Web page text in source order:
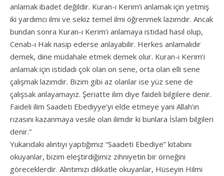
anlamak ibadet değildir. Kuran-ı Kerim’i anlamak için yetmiş
iki yardımcı ilmi ve sekiz temel ilmi öğrenmek lazımdır. Ancak
bundan sonra Kuran-ı Kerim’i anlamaya istidad hasıl olup,
Cenab-ı Hak nasip ederse anlayabilir. Herkes anlamalıdır
demek, dine müdahale etmek demek olur. Kuran-ı Kerim’i
anlamak için istidadı çok olan on sene, orta olan elli sene
çalışmak lazımdır. Bizim gibi az olanlar ise yüz sene de
çalışsak anlayamayız. Şeriatte ilim diye faideli bilgilere denir.
Faideli ilim Saadeti Ebediyye’yi elde etmeye yani Allah’ın
rızasını kazanmaya vesile olan ilimdir ki bunlara İslam bilgileri
denir.”
Yukarıdaki alıntıyı yaptığımız “Saadeti Ebediye” kitabını
okuyanlar, bizim eleştirdiğimiz zihniyetin bir örneğini
göreceklerdir. Alıntımızı dikkatle okuyanlar, Hüseyin Hilmi